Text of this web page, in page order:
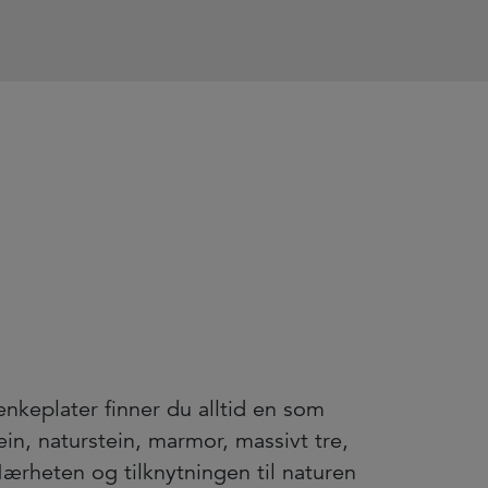
finner du alltid en som
naturstein, marmor, massivt tre,
og tilknytningen til naturen